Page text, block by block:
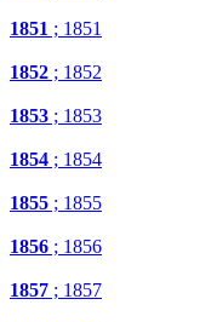
1851 ; 1851
1852 ; 1852
1853 ; 1853
1854 ; 1854
1855 ; 1855
1856 ; 1856
1857 ; 1857